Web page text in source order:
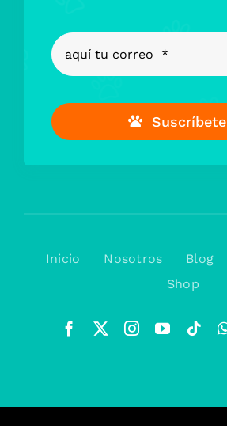
Suscríbete
Inicio Nosotros Blog
Shop